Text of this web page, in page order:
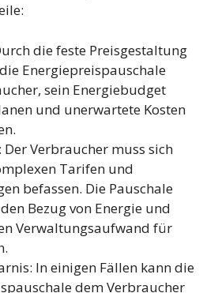
die feste Preisgestaltung
Energiepreispauschale
sein Energiebudget
und unerwartete Kosten
Der Verbraucher muss sich
Tarifen und
befassen. Die Pauschale
Bezug von Energie und
Verwaltungsaufwand für
In einigen Fällen kann die
dem Verbraucher